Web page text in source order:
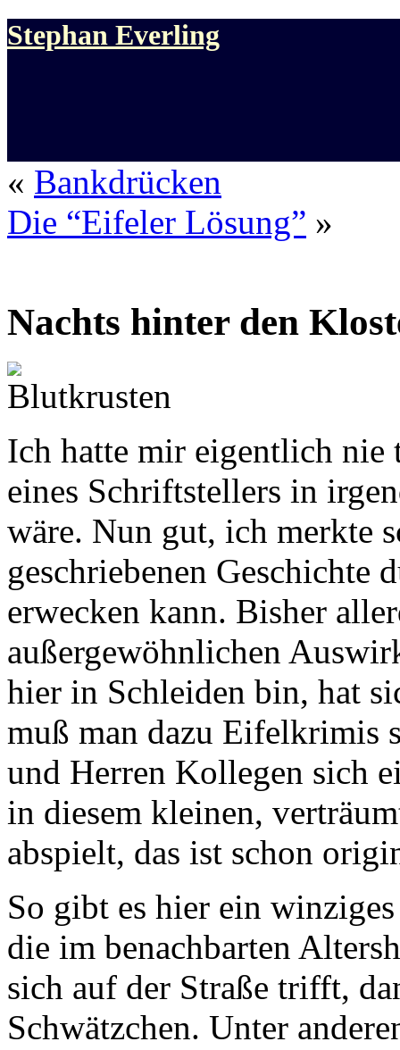
Stephan Everling
« Bankdrücken
Die “Eifeler Lösung” »
Nachts hinter den
Ich hatte mir eigentlich nie
eines Schriftstellers in
wäre. Nun gut, ich merkte
geschriebenen Geschichte
erwecken kann. Bisher
außergewöhnlichen
hier in Schleiden bin, hat
muß man dazu Eifelkrimis
und Herren Kollegen sich
in diesem kleinen,
abspielt, das ist schon
So gibt es hier ein
die im benachbarten
sich auf der Straße trifft,
Schwätzchen. Unter